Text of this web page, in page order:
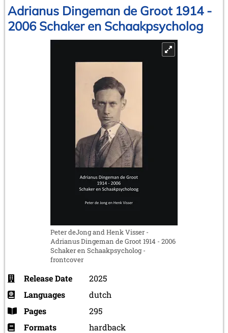
Adrianus Dingeman de Groot 1914 -
2006 Schaker en Schaakpsycholog
Peter deJong and Henk Visser -
Adrianus Dingeman de Groot 1914 - 2006
Schaker en Schaakpsycholog -
frontcover
Release Date
2025
Languages
dutch
Pages
295
Formats
hardback